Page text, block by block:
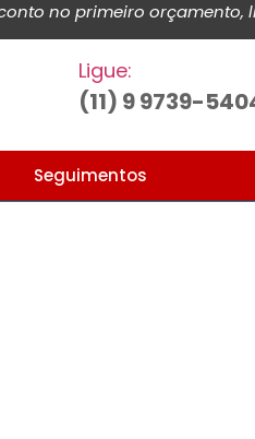
no primeiro
Ligue:
(11) 9 9739-
Seguimentos